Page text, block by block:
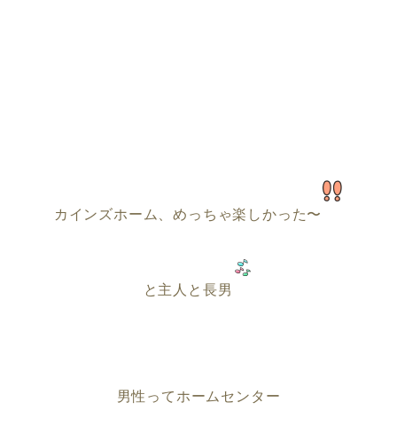
カインズホーム、めっちゃ楽しかった〜
と主人と長男
男性ってホームセンター